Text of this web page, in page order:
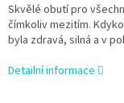
Skvělé obutí pro
čímkoliv mezitím.
byla zdravá, silná a v
Detailní informace